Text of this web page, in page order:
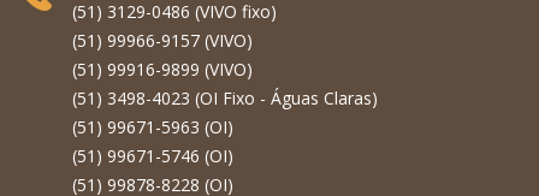
(51) 3129-0486 (VIVO fixo)
(51) 99966-9157 (VIVO)
(51) 99916-9899 (VIVO)
(51) 3498-4023 (OI Fixo - Águas Claras)
(51) 99671-5963 (OI)
(51) 99671-5746 (OI)
(51) 99878-8228 (OI)